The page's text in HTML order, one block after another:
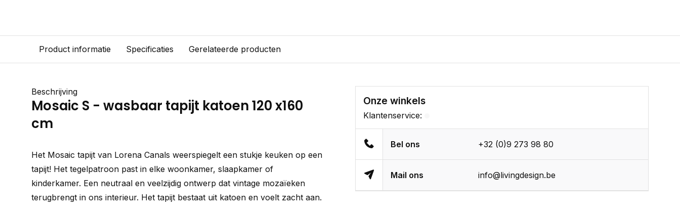
Product informatie Specificaties Gerelateerde producten
Beschrijving
Mosaic S - wasbaar tapijt katoen 120 x160
cm
Het Mosaic tapijt van Lorena Canals weerspiegelt een stukje keuken op een
tapijt! Het tegelpatroon past in elke woonkamer, slaapkamer of
kinderkamer. Een neutraal en veelzijdig ontwerp dat vintage mozaïeken
terugbrengt in ons interieur. Het tapijt bestaat uit katoen en voelt zacht aan.
Onze winkels
Klantenservice:
Bel ons +32 (0)9 273 98 80
Mail ons info@livingdesign.be